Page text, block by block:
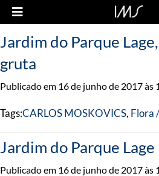
Jardim do Parque
gruta
Publicado em 16 de junho de 2017 às
Tags:CARLOS MOSKOVICS, Flora
Jardim do Parque Lage
Publicado em 16 de junho de 2017 às